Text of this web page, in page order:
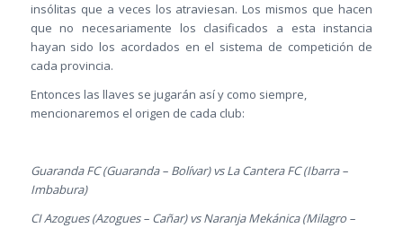
insólitas que a veces los atraviesan. Los mismos que hacen
que no necesariamente los clasificados a esta instancia
hayan sido los acordados en el sistema de competición de
cada provincia.
Entonces las llaves se jugarán así y como siempre,
mencionaremos el origen de cada club:
Guaranda FC (Guaranda – Bolívar) vs La Cantera FC (Ibarra –
Imbabura)
CI Azogues (Azogues – Cañar) vs Naranja Mekánica (Milagro –